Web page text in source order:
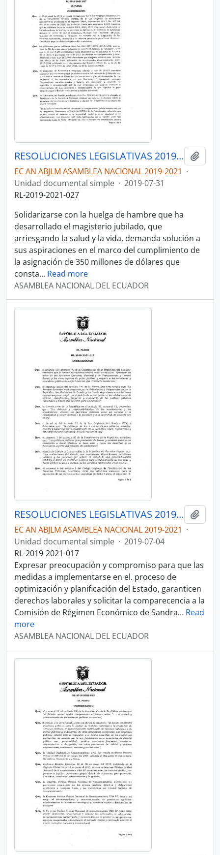
RESOLUCIONES LEGISLATIVAS 2019-2021
EC AN ABJLM ASAMBLEA NACIONAL 2019-2021 ·
Unidad documental simple · 2019-07-31
RL-2019-2021-027
Solidarizarse con la huelga de hambre que ha
desarrollado el magisterio jubilado, que
arriesgando la salud y la vida, demanda solución a
sus aspiraciones en el marco del cumplimiento de
la asignación de 350 millones de dólares que
consta… Read more
ASAMBLEA NACIONAL DEL ECUADOR
RESOLUCIONES LEGISLATIVAS 2019-2021
EC AN ABJLM ASAMBLEA NACIONAL 2019-2021 ·
Unidad documental simple · 2019-07-04
RL-2019-2021-017
Expresar preocupación y compromiso para que las
medidas a implementarse en el. proceso de
optimización y planificación del Estado, garanticen
derechos laborales y solicitar la comparecencia a la
Comisión de Régimen Económico de Sandra… Read
more
ASAMBLEA NACIONAL DEL ECUADOR